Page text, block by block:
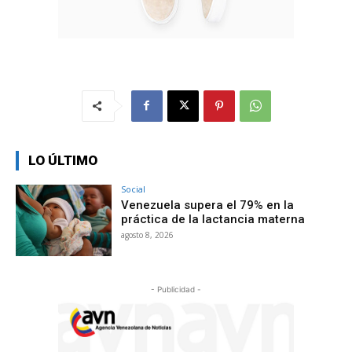
LO ÚLTIMO
Social
Venezuela supera el 79% en la
práctica de la lactancia materna
agosto 8, 2026
- Publicidad -